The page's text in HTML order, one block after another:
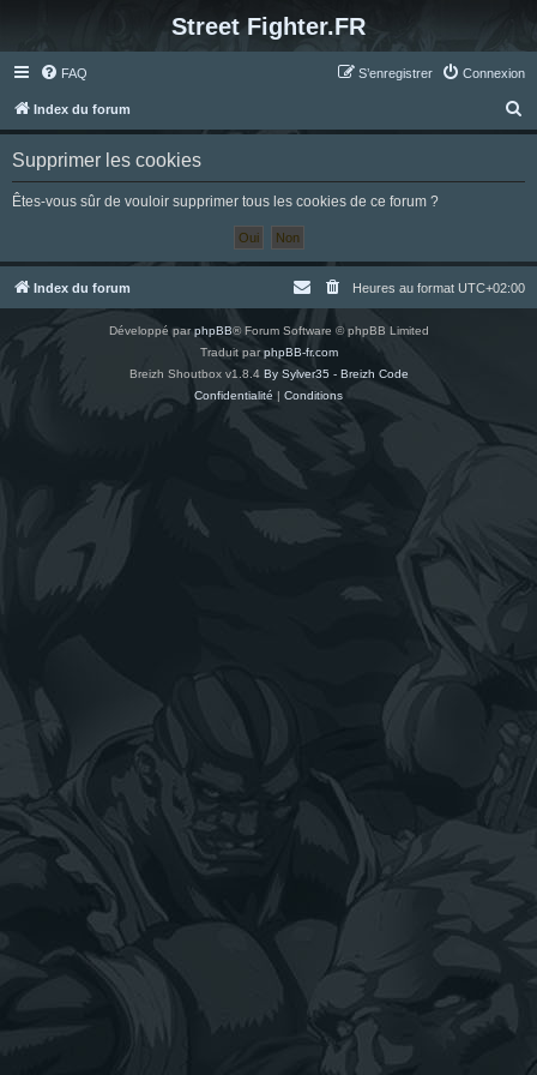
Street Fighter.FR
FAQ Connexion
S’enregistrer
Index du forum
e
h
Supprimer les cookies
Êtes-vous sûr de vouloir supprimer tous les cookies de ce forum ?
Index du forum Heures au format UTC+02:00
Développé parphpBB® Forum Software © phpBB Limited
Traduit parphpBB-fr.com
Breizh Shoutbox v1.8.4 By Sylver35 - Breizh Code
Confidentialité | Conditions